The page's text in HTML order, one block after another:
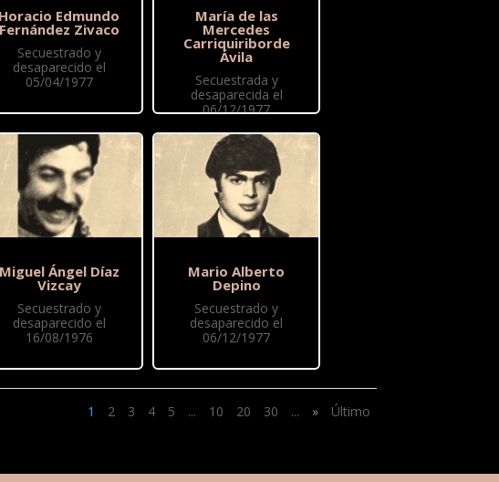
Horacio Edmundo
Fernández Zivaco
Secuestrado y
desaparecido el
05/04/1977
Miguel Ángel Díaz
Vizcay
Secuestrado y
desaparecido el
16/08/1976
María de las
Mercedes
Carriquiriborde
Ávila
Secuestrada y
desaparecida el
06/12/1977
Mario Alberto
Depino
Secuestrado y
desaparecido el
06/12/1977
1 2 3 4 5 ... 10 20 30 ... » Último